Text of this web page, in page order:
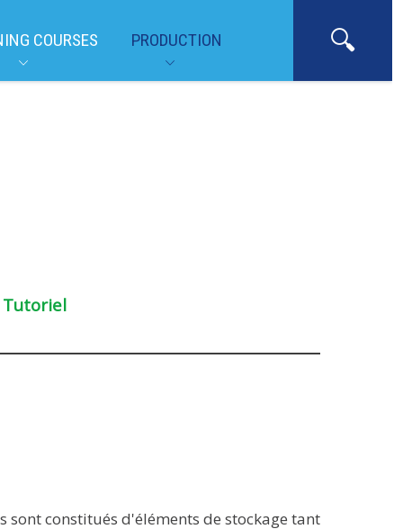
COURSES PRODUCTION
Tutoriel
sont constitués d'éléments de stockage tant